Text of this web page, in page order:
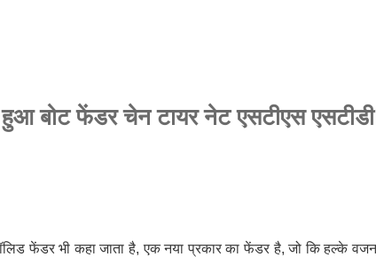
हुआ बोट फेंडर चेन टायर नेट एसटीएस
फेंडर भी कहा जाता है, एक नया प्रकार का फेंडर है, जो कि हल्के